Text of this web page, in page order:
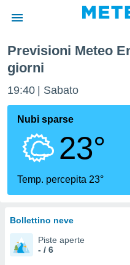
di
per
di
Web
Previsioni Meteo
giorni
19:40 Sabato
Nubi sparse
23°
Temp. percepita 23°
Bollettino neve
Piste aperte
- / 6